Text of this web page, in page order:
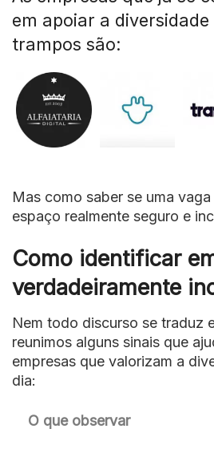
em apoiar a
trampos são:
Mas como saber se uma
espaço realmente seguro e
Como identificar
verdadeiramente
Nem todo discurso se traduz
reunimos alguns sinais que
empresas que valorizam a
dia:
O que observar